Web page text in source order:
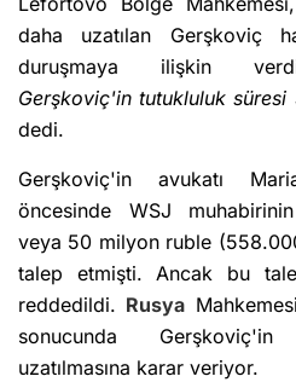
daha uzatılan Gerşkoviç
duruşmaya ilişkin
Gerşkoviç'in tutukluluk
dedi.
Gerşkoviç'in avukatı
öncesinde WSJ
veya 50 milyon ruble
talep etmişti. Ancak bu
reddedildi. Rusya
sonucunda
uzatılmasına karar veriyor.